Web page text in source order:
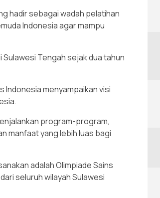
hadir sebagai wadah pelatihan
Indonesia agar mampu
Sulawesi Tengah sejak dua tahun
menyampaikan visi
program-program,
manfaat yang lebih luas bagi
adalah Olimpiade Sains
seluruh wilayah Sulawesi